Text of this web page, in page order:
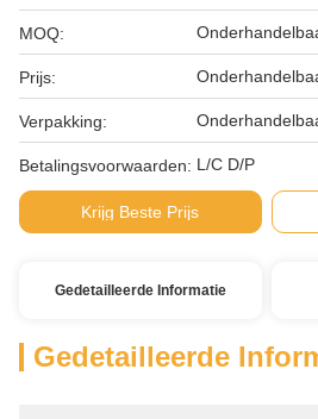
MOQ:
Prijs:
Verpakking:
Betalingsvoorwaarden: L/C D/P
Krijg Beste Prijs
Gedetailleerde Informatie
Gedetailleerde